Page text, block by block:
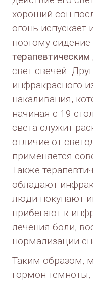
хороший сон
огонь испускает
поэтому сидение
терапевтическим
свет свечей.
инфракрасного
накаливания,
начиная с 19
света служит
отличие от
применяется
Также
обладают
люди покупают
прибегают к
лечения боли,
нормализации
Таким образом,
гормон